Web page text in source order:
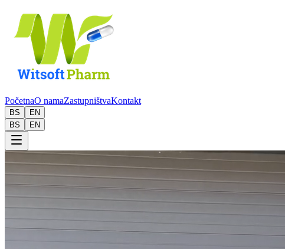
PočetnaO namaZastupništvaKontakt
BS
EN
BS
EN